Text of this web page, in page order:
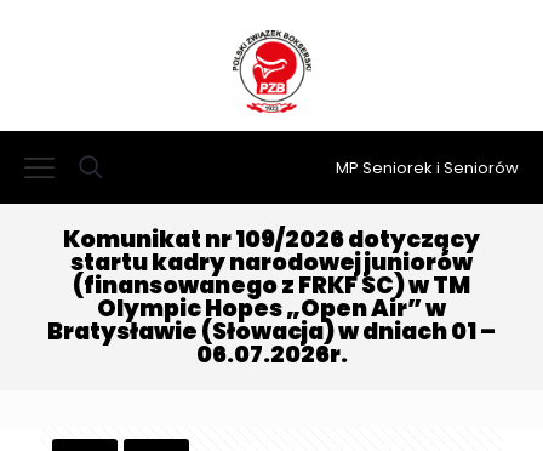
MP Seniorek i Seniorów
Komunikat nr 109/2026 dotyczący
startu kadry narodowej juniorów
(finansowanego z FRKF SC) w TM
Olympic Hopes „Open Air” w
Bratysławie (Słowacja) w dniach 01 –
06.07.2026r.